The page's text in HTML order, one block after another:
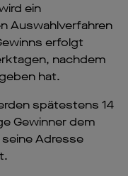
ein
Auswahlverfahren
erfolgt
nachdem
hat.
spätestens 14
Gewinner dem
Adresse